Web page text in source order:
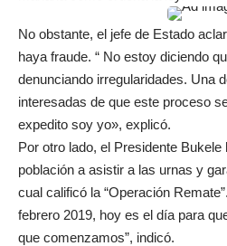
No obstante, el jefe de Estado
haya fraude. “ No estoy diciendo
denunciando irregularidades. Una
interesadas de que este proceso
expedito soy yo», explicó.
Por otro lado, el Presidente Bukele
población a asistir a las urnas y
cual calificó la “Operación
febrero 2019, hoy es el día para
que comenzamos”, indicó.